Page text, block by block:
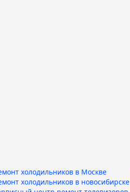
холодильников в Москве
холодильников в новосибирске